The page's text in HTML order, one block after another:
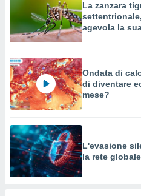
La zanzara
agevola la
Ondata di
di diventare
mese?
L'evasione
la rete